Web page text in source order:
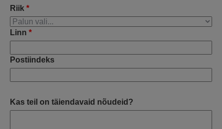
Riik *
Linn *
Postiindeks
Kas teil on täiendavaid nõudeid?